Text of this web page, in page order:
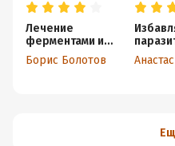
Лечение
ферментами и
соками по
Болотову
Борис Болотов